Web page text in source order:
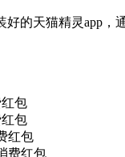
的天猫精灵app
包
包
红包
费红包